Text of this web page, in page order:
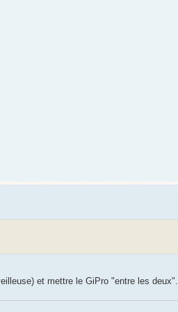
et mettre le GiPro "entre les deux".